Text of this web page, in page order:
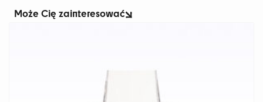
Może Cię zainteresować